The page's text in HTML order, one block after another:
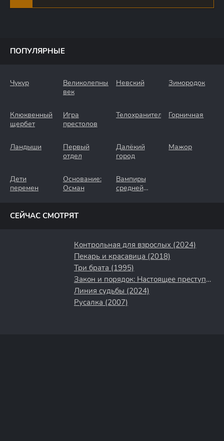
ПОПУЛЯРНЫЕ
Чукур
Великолепный
век
Невский Зимородок
Клюквенный
щербет
Игра
престолов
Телохранители Горничная
Ландыши
Первый
отдел
Далёкий
город
Мажор
Дети
перемен
Основание:
Осман
Вампиры
средней
СЕЙЧАС СМОТРЯТ
Контрольная для взрослых (2024)
Пекарь и красавица (2018)
Три брата (1995)
Закон и порядок: Настоящее преступление (2017)
Линия судьбы (2024)
Русалка (2007)